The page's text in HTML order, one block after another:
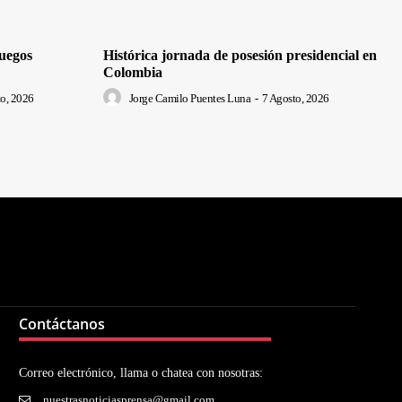
2026
Histórica jornada de posesión presidencial en
Colombia
Jorge Camilo Puentes Luna - 7 Agosto, 2026
Contáctanos
Correo electrónico, llama o chatea con nosotras: